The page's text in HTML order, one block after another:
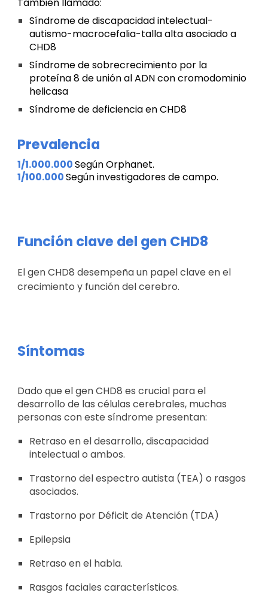
Síndrome de discapacidad intelectual-
autismo-macrocefalia-talla alta asociado a
CHD8
Síndrome de sobrecrecimiento por la
proteína 8 de unión al ADN con cromodominio
helicasa
Síndrome de deficiencia en CHD8
Prevalencia
1/1.000.000Según Orphanet.
1/100.000Según investigadores de campo.
Función clave del gen CHD8
El gen CHD8 desempeña un papel clave en el
crecimiento y función del cerebro.
Síntomas
Dado que el gen CHD8 es crucial para el
desarrollo de las células cerebrales, muchas
personas con este síndrome presentan:
Retraso en el desarrollo, discapacidad
intelectual o ambos.
Trastorno del espectro autista (TEA) o rasgos
asociados.
Trastorno por Déficit de Atención (TDA)
Epilepsia
Retraso en el habla.
Rasgos faciales característicos.